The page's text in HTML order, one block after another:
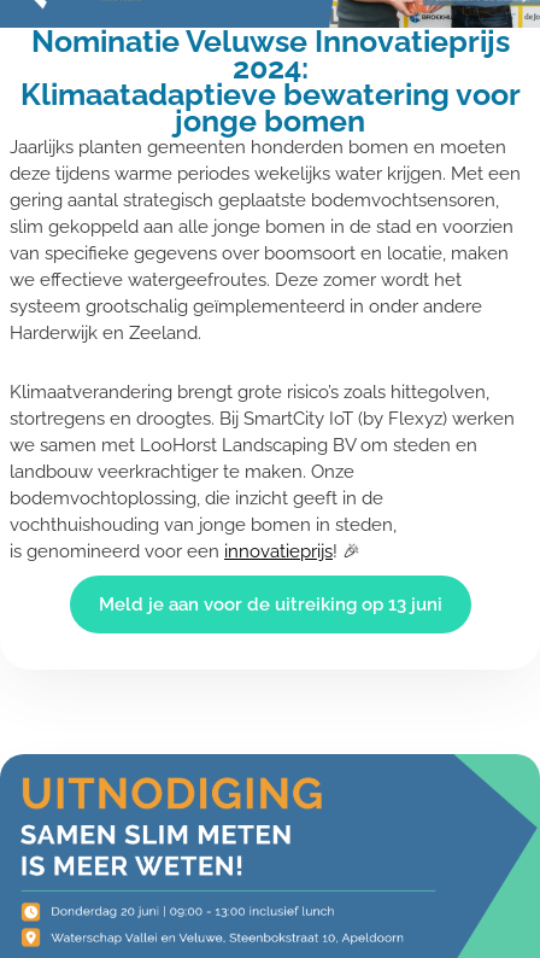
Nominatie Veluwse Innovatieprijs
2024:
Klimaatadaptieve bewatering voor
jonge bomen
Jaarlijks planten gemeenten honderden bomen en moeten
deze tijdens warme periodes wekelijks water krijgen. Met een
gering aantal strategisch geplaatste bodemvochtsensoren,
slim gekoppeld aan alle jonge bomen in de stad en voorzien
van specifieke gegevens over boomsoort en locatie, maken
we effectieve watergeefroutes. Deze zomer wordt het
systeem grootschalig geïmplementeerd in onder andere
Harderwijk en Zeeland.
Klimaatverandering brengt grote risico’s zoals hittegolven,
stortregens en droogtes. Bij SmartCity IoT (by Flexyz) werken
we samen met LooHorst Landscaping BV om steden en
landbouw veerkrachtiger te maken. Onze
bodemvochtoplossing, die inzicht geeft in de
vochthuishouding van jonge bomen in steden,
is genomineerd voor een innovatieprijs! 🎉
Meld je aan voor de uitreiking op 13 juni